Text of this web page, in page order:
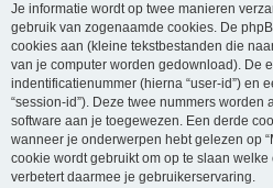
Je informatie wordt op twee manieren
gebruik van zogenaamde cookies. De
cookies aan (kleine tekstbestanden die
van je computer worden gedownload). De
indentificatienummer (hierna “user-id”) en
“session-id”). Deze twee nummers worden
software aan je toegewezen. Een derde
wanneer je onderwerpen hebt gelezen op
cookie wordt gebruikt om op te slaan
verbetert daarmee je gebruikerservaring.